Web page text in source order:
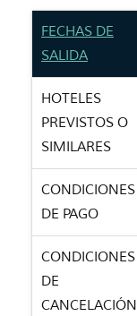
FECHAS DE
SALIDA
HOTELES
PREVISTOS O
SIMILARES
CONDICIONES
DE PAGO
CONDICIONES
DE
CANCELACIÓN